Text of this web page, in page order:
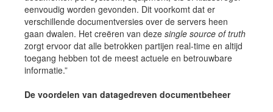
eenvoudig worden gevonden. Dit voorkomt dat er
verschillende documentversies over de servers heen
gaan dwalen. Het creëren van deze single source of truth
zorgt ervoor dat alle betrokken partijen real-time en altijd
toegang hebben tot de meest actuele en betrouwbare
informatie.”
De voordelen van datagedreven documentbeheer